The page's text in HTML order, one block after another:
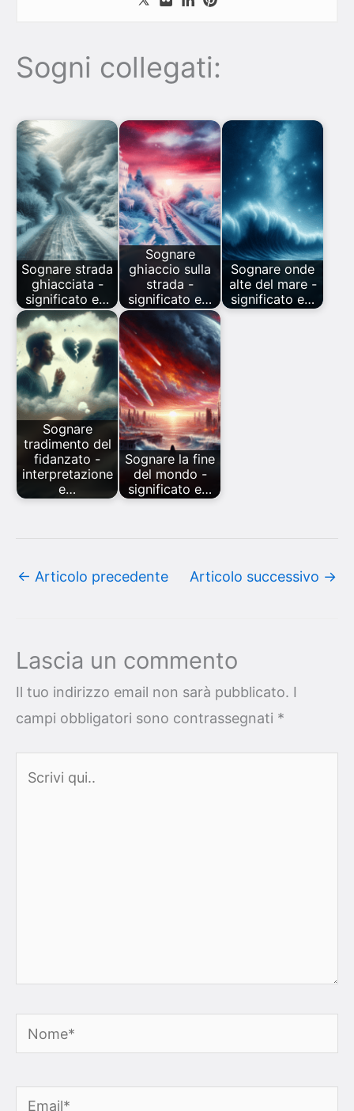
Sogni collegati:
Sognare strada
ghiacciata -
significato e…
Sognare
ghiaccio sulla
strada -
significato e…
Sognare onde
alte del mare -
significato e…
Sognare
tradimento del
fidanzato -
interpretazione
e…
Sognare la fine
del mondo -
significato e…
← Articolo precedente Articolo successivo →
Lascia un commento
Il tuo indirizzo email non sarà pubblicato. I
campi obbligatori sono contrassegnati *
Nome*
Email*